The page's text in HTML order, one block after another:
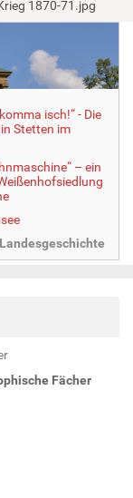
1870-71.jpg
isch!“ - Die
Stetten im
– ein
Fächer